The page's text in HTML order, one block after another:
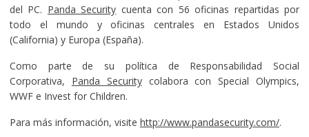
del PC. Panda Security cuenta con 56 oficinas repartidas por
todo el mundo y oficinas centrales en Estados Unidos
(California) y Europa (España).
Como parte de su política de Responsabilidad Social
Corporativa, Panda Securitycolabora con Special Olympics,
WWF e Invest for Children.
Para más información, visite http://www.pandasecurity.com/.